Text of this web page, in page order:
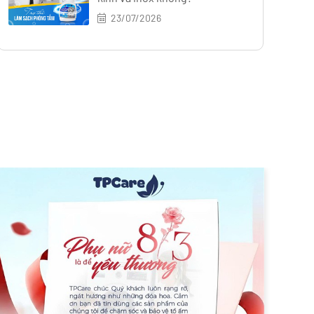
23/07/2026